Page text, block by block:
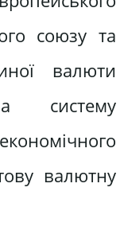
союзу та
валюти
систему
валютну